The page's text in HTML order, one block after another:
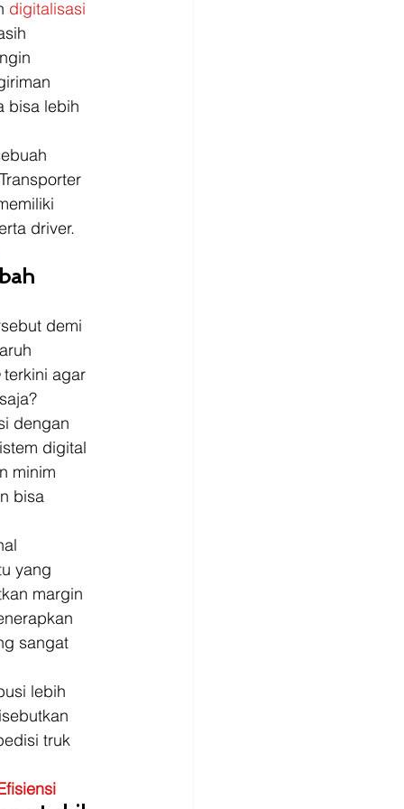
digitalisasi
bisa lebih
driver.
demi
terkini agar
dengan
digital
minim
bisa
yang
margin
sangat
lebih
truk